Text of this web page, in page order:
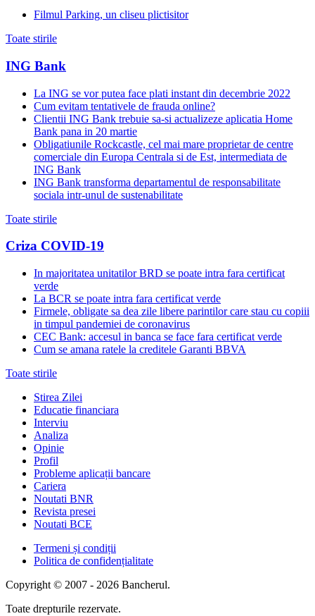
Filmul Parking, un cliseu plictisitor
Toate stirile
ING Bank
La ING se vor putea face plati instant din decembrie 2022
Cum evitam tentativele de frauda online?
Clientii ING Bank trebuie sa-si actualizeze aplicatia Home
Bank pana in 20 martie
Obligatiunile Rockcastle, cel mai mare proprietar de centre
comerciale din Europa Centrala si de Est, intermediata de
ING Bank
ING Bank transforma departamentul de responsabilitate
sociala intr-unul de sustenabilitate
Toate stirile
Criza COVID-19
In majoritatea unitatilor BRD se poate intra fara certificat
verde
La BCR se poate intra fara certificat verde
Firmele, obligate sa dea zile libere parintilor care stau cu copiii
in timpul pandemiei de coronavirus
CEC Bank: accesul in banca se face fara certificat verde
Cum se amana ratele la creditele Garanti BBVA
Toate stirile
Stirea Zilei
Educatie financiara
Interviu
Analiza
Opinie
Profil
Probleme aplicații bancare
Cariera
Noutati BNR
Revista presei
Noutati BCE
Termeni și condiții
Politica de confidențialitate
Copyright © 2007 - 2026 Bancherul.
Toate drepturile rezervate.